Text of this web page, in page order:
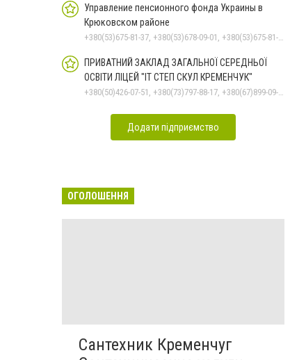
Управление пенсионного фонда Украины в
Крюковском районе
+380(53)675-81-37, +380(53)678-09-01, +380(53)675-81-32, +380(53)675-81-40, +380(53)675-81-33, +380(53)675-81-38, +380(53)675-81-31, +380(53)678-08-87
ПРИВАТНИЙ ЗАКЛАД ЗАГАЛЬНОЇ СЕРЕДНЬОЇ
ОСВІТИ ЛІЦЕЙ "ІТ СТЕП СКУЛ КРЕМЕНЧУК"
+380(50)426-07-51, +380(73)797-88-17, +380(67)899-09-16
Додати підприємство
ОГОЛОШЕННЯ
Сантехник Кременчуг